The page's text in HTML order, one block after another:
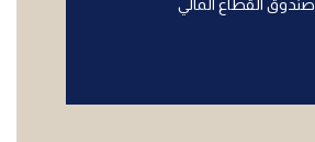
صندوق القطاع المالي